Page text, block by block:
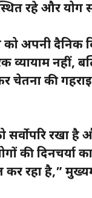
रहे और योग
अपनी दैनिक
व्यायाम
चेतना की
सर्वोपरि रखा
की दिनचर्या
कर रहा है,”